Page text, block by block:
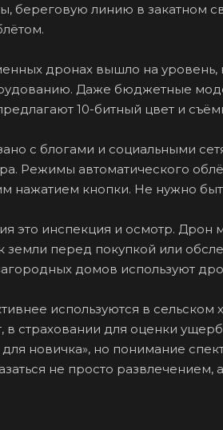
береговую линию в закатном
дронах вышло на уровень,
Даже бюджетные
10-битный цвет и
с блогами и социальными
Режимы автоматического
нажатием кнопки. Не нужно
это инспекция и осмотр.
земли перед покупкой или
домов используют
используются в сельском
в страховании для оценки
новичка», но понимание
не просто развлечением,